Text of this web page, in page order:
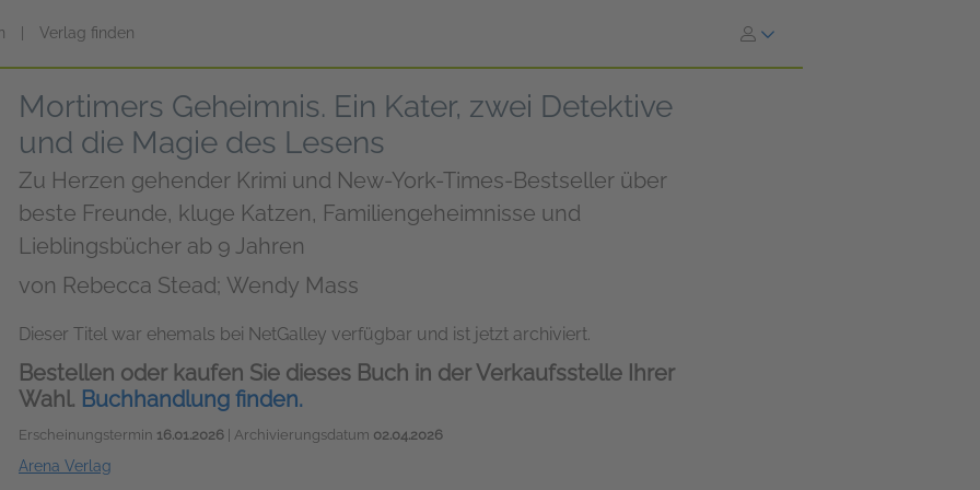
Verlag finden
Mortimers Geheimnis. Ein Kater, zwei Detektive
und die Magie des Lesens
Zu Herzen gehender Krimi und New-York-Times-Bestseller über
beste Freunde, kluge Katzen, Familiengeheimnisse und
Lieblingsbücher ab 9 Jahren
von Rebecca Stead; Wendy Mass
Dieser Titel war ehemals bei NetGalley verfügbar und ist jetzt archiviert.
Bestellen oder kaufen Sie dieses Buch in der Verkaufsstelle Ihrer
Wahl. Buchhandlung finden.
Erscheinungstermin 16.01.2026 | Archivierungsdatum 02.04.2026
Arena Verlag